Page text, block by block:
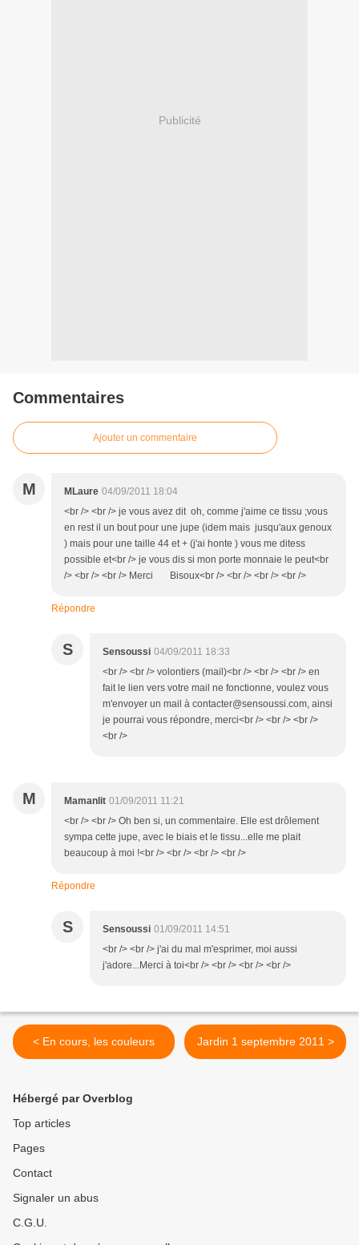
Publicité
Commentaires
Ajouter un commentaire
M MLaure 04/09/2011 18:04
<br /> <br /> je vous avez dit oh, comme j'aime ce tissu ;vous
en rest il un bout pour une jupe (idem mais jusqu'aux genoux
) mais pour une taille 44 et + (j'ai honte ) vous me ditess
possible et<br /> je vous dis si mon porte monnaie le peut<br
/> <br /> <br /> Merci Bisoux<br /> <br /> <br /> <br />
Répondre
S Sensoussi 04/09/2011 18:33
<br /> <br /> volontiers (mail)<br /> <br /> <br /> en
fait le lien vers votre mail ne fonctionne, voulez vous
m'envoyer un mail à contacter@sensoussi.com, ainsi
je pourrai vous répondre, merci<br /> <br /> <br />
<br />
M Mamanlit 01/09/2011 11:21
<br /> <br /> Oh ben si, un commentaire. Elle est drôlement
sympa cette jupe, avec le biais et le tissu...elle me plait
beaucoup à moi !<br /> <br /> <br /> <br />
Répondre
S Sensoussi 01/09/2011 14:51
<br /> <br /> j'ai du mal m'esprimer, moi aussi
j'adore...Merci à toi<br /> <br /> <br /> <br />
< En cours, les couleurs Jardin 1 septembre 2011 >
Hébergé par Overblog
Top articles
Pages
Contact
Signaler un abus
C.G.U.